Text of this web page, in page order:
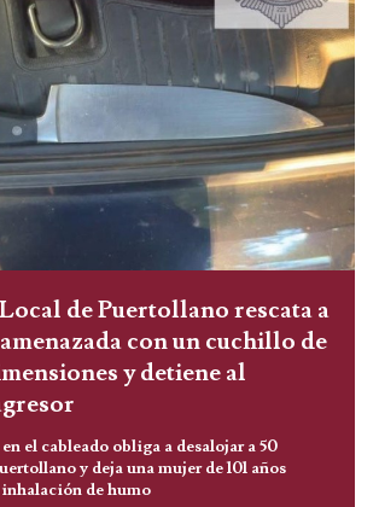
de Puertollano rescata a
con un cuchillo de
y detiene al
el cableado obliga a desalojar a 50
y deja una mujer de 101 años
de humo